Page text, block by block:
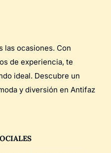
las ocasiones. Con
de experiencia, te
ideal. Descubre un
y diversión en Antifaz